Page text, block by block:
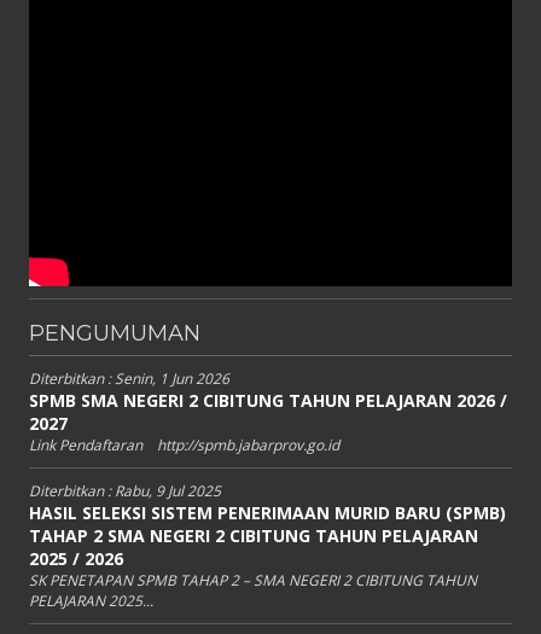
PENGUMUMAN
Diterbitkan :Senin, 1 Jun 2026
SPMB SMA NEGERI 2 CIBITUNG TAHUN PELAJARAN 2026 /
2027
Link Pendaftaran http://spmb.jabarprov.go.id
Diterbitkan :Rabu, 9 Jul 2025
HASIL SELEKSI SISTEM PENERIMAAN MURID BARU (SPMB)
TAHAP 2 SMA NEGERI 2 CIBITUNG TAHUN PELAJARAN
2025 / 2026
SK PENETAPAN SPMB TAHAP 2 – SMA NEGERI 2 CIBITUNG TAHUN
PELAJARAN 2025...